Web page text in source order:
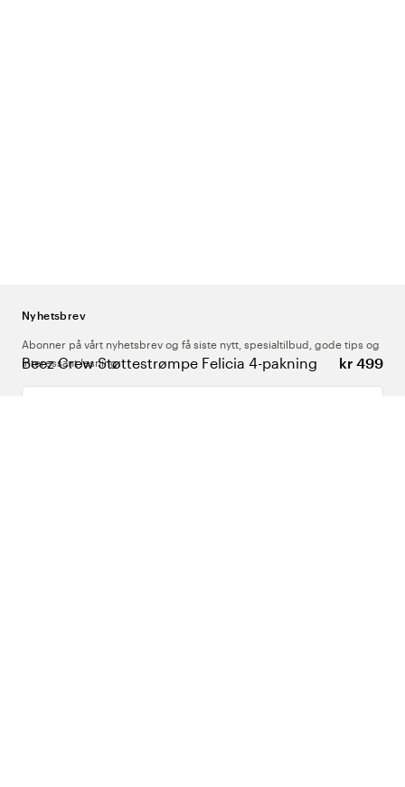
Beez Crew Støttestrømpe Felicia 4-pakning kr 499
Nyhetsbrev
Abonner på vårt nyhetsbrev og få siste nytt, spesialtilbud, gode tips og
interessant lesning.
Skriv inn din e-postadresse